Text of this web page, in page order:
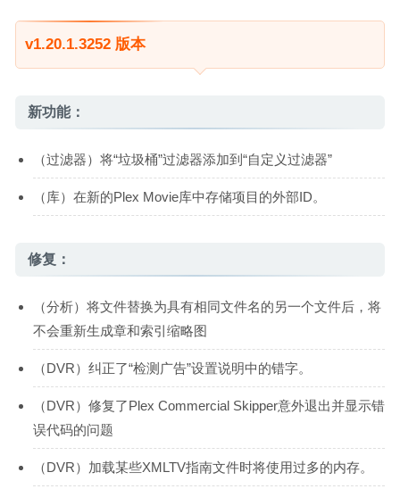
v1.20.1.3252 版本
新功能：
（过滤器）将“垃圾桶”过滤器添加到“自定义过滤器”
（库）在新的Plex Movie库中存储项目的外部ID。
修复：
（分析）将文件替换为具有相同文件名的另一个文件后，将
不会重新生成章和索引缩略图
（DVR）纠正了“检测广告”设置说明中的错字。
（DVR）修复了Plex Commercial Skipper意外退出并显示错
误代码的问题
（DVR）加载某些XMLTV指南文件时将使用过多的内存。